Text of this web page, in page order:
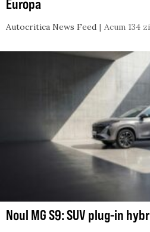
Europa
Autocritica News Feed Acum 134
Noul MG S9: SUV plug-in